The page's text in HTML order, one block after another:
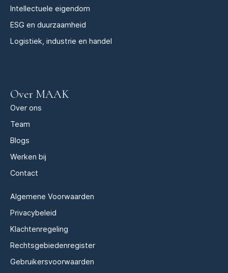
Intellectuele eigendom
ESG en duurzaamheid
Logistiek, industrie en handel
Over MAAK
Over ons
Team
Blogs
Werken bij
Contact
Algemene Voorwaarden
Privacybeleid
Klachtenregeling
Rechtsgebiedenregister
Gebruikersvoorwaarden